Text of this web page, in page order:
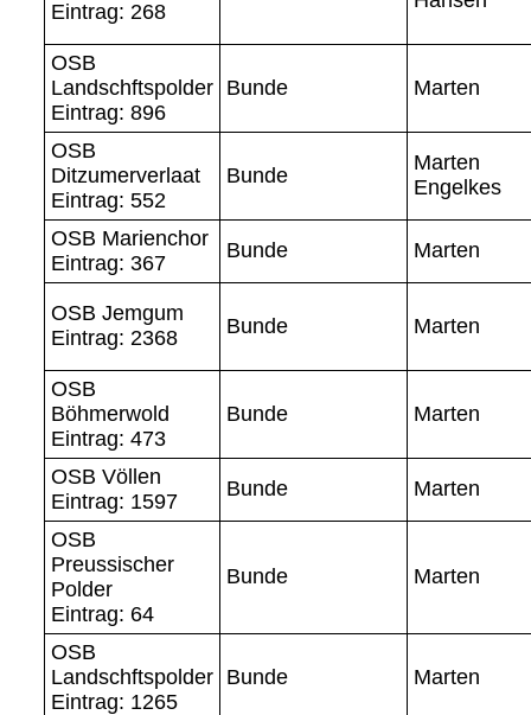
Eintrag: 268
OSB
Landschftspolder
Eintrag: 896
Bunde Marten
OSB
Ditzumerverlaat
Eintrag: 552
Bunde
Marten
Engelkes
OSB Marienchor
Eintrag: 367
Bunde Marten
OSB Jemgum
Eintrag: 2368
Bunde Marten
OSB
Böhmerwold
Eintrag: 473
Bunde Marten
OSB Völlen
Eintrag: 1597
Bunde Marten
OSB
Preussischer
Polder
Eintrag: 64
Bunde Marten
OSB
Landschftspolder
Eintrag: 1265
Bunde Marten